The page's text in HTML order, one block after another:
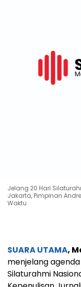
Jelang 20 Hari
Jakarta, Pimpinan
Waktu
SUARA UTAMA,
menjelang
Silaturahmi